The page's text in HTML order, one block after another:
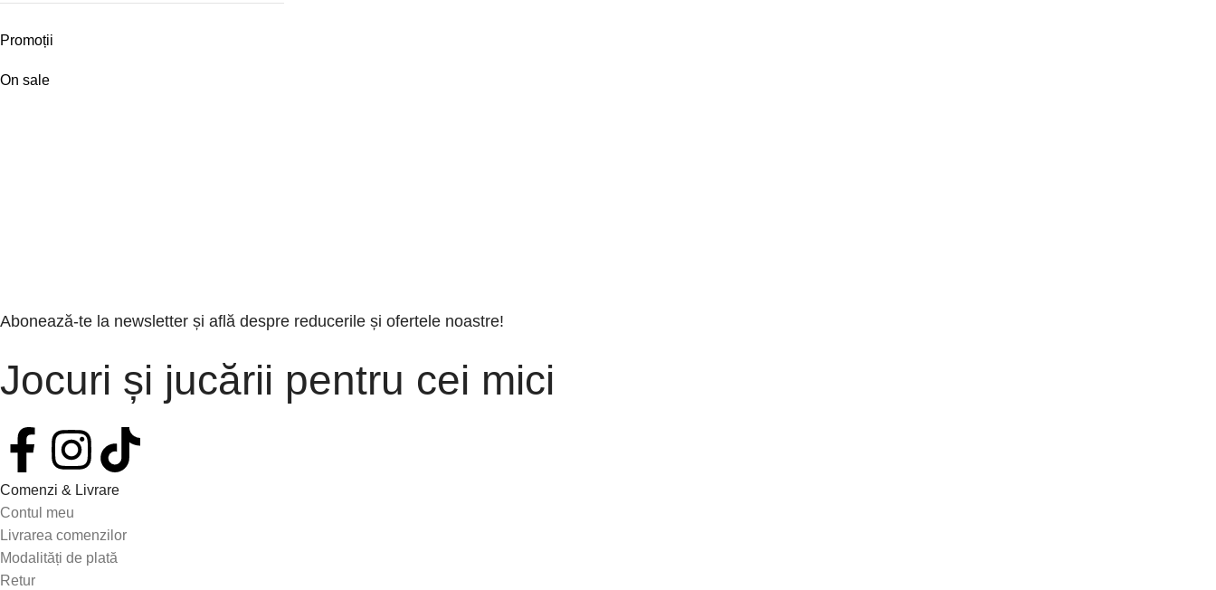
Promoții
On sale
Abonează-te la newsletter și află despre reducerile și ofertele noastre!
Jocuri și jucării pentru cei mici
Comenzi & Livrare
Contul meu
Livrarea comenzilor
Modalități de plată
Retur